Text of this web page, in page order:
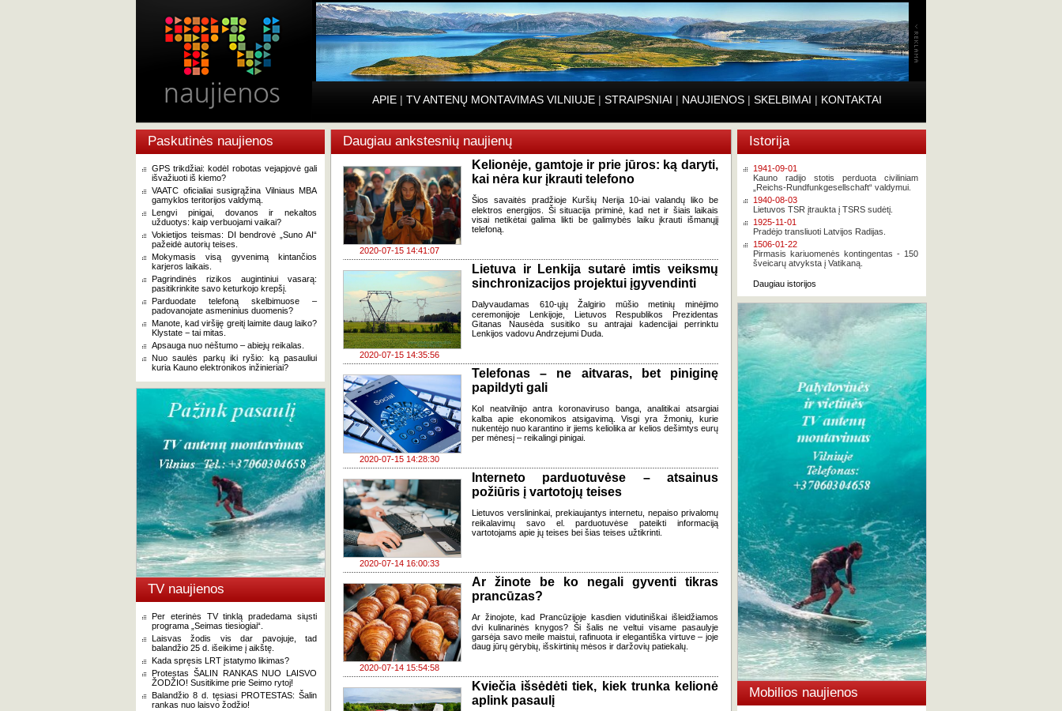
APIE | TV ANTENŲ MONTAVIMAS VILNIUJE | STRAIPSNIAI | NAUJIENOS | SKELBIMAI | KONTAKTAI
Paskutinės naujienos
GPS trikdžiai: kodėl robotas vejapjovė gali
išvažiuoti iš kiemo?
VAATC oficialiai susigrąžina Vilniaus MBA
gamyklos teritorijos valdymą.
Lengvi pinigai, dovanos ir nekaltos
užduotys: kaip verbuojami vaikai?
Vokietijos teismas: DI bendrovė „Suno AI“
pažeidė autorių teises.
Mokymasis visą gyvenimą kintančios
karjeros laikais.
Pagrindinės rizikos augintiniui vasarą:
pasitikrinkite savo keturkojo krepšį.
Parduodate telefoną skelbimuose –
padovanojate asmeninius duomenis?
Manote, kad viršiję greitį laimite daug laiko?
Klystate − tai mitas.
Apsauga nuo nėštumo – abiejų reikalas.
Nuo saulės parkų iki ryšio: ką pasauliui
kuria Kauno elektronikos inžinieriai?
TV naujienos
Per eterinės TV tinklą pradedama siųsti
programa „Seimas tiesiogiai“.
Laisvas žodis vis dar pavojuje, tad
balandžio 25 d. išeikime į aikštę.
Kada spręsis LRT įstatymo likimas?
Protestas ŠALIN RANKAS NUO LAISVO
ŽODŽIO! Susitikime prie Seimo rytoj!
Balandžio 8 d. tęsiasi PROTESTAS: Šalin
rankas nuo laisvo žodžio!
Daugiau ankstesnių naujienų
2020-07-15 14:41:07
Kelionėje, gamtoje ir prie jūros: ką daryti,
kai nėra kur įkrauti telefono
Šios savaitės pradžioje Kuršių Nerija 10-iai valandų liko be
elektros energijos. Ši situacija priminė, kad net ir šiais laikais
visai netikėtai galima likti be galimybės laiku įkrauti išmanųjį
telefoną.
2020-07-15 14:35:56
Lietuva ir Lenkija sutarė imtis veiksmų
sinchronizacijos projektui įgyvendinti
Dalyvaudamas 610-ųjų Žalgirio mūšio metinių minėjimo
ceremonijoje Lenkijoje, Lietuvos Respublikos Prezidentas
Gitanas Nausėda susitiko su antrajai kadencijai perrinktu
Lenkijos vadovu Andrzejumi Duda.
2020-07-15 14:28:30
Telefonas – ne aitvaras, bet piniginę
papildyti gali
Kol neatvilnijo antra koronaviruso banga, analitikai atsargiai
kalba apie ekonomikos atsigavimą. Visgi yra žmonių, kurie
nukentėjo nuo karantino ir jiems keliolika ar kelios dešimtys eurų
per mėnesį – reikalingi pinigai.
2020-07-14 16:00:33
Interneto parduotuvėse – atsainus
požiūris į vartotojų teises
Lietuvos verslininkai, prekiaujantys internetu, nepaiso privalomų
reikalavimų savo el. parduotuvėse pateikti informaciją
vartotojams apie jų teises bei šias teises užtikrinti.
2020-07-14 15:54:58
Ar žinote be ko negali gyventi tikras
prancūzas?
Ar žinojote, kad Prancūzijoje kasdien vidutiniškai išleidžiamos
dvi kulinarinės knygos? Ši šalis ne veltui visame pasaulyje
garsėja savo meile maistui, rafinuota ir elegantiška virtuve – joje
daug jūrų gėrybių, išskirtinių mėsos ir daržovių patiekalų.
Kviečia išsėdėti tiek, kiek trunka kelionė
aplink pasaulį
Istorija
1941-09-01
Kauno radijo stotis perduota civiliniam
„Reichs-Rundfunkgesellschaft“ valdymui.
1940-08-03
Lietuvos TSR įtraukta į TSRS sudėtį.
1925-11-01
Pradėjo transliuoti Latvijos Radijas.
1506-01-22
Pirmasis kariuomenės kontingentas - 150
šveicarų atvyksta į Vatikaną.
Daugiau istorijos
Mobilios naujienos